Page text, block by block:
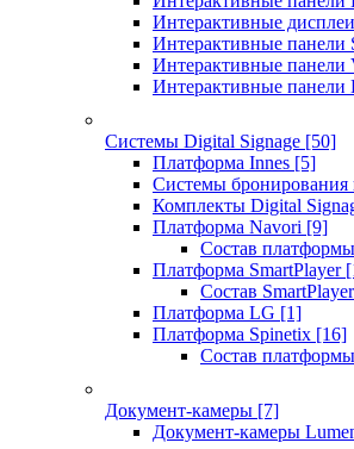
Интерактивные
Интерактивные панели
Интерактивные панели
Интерактивные панели
Системы Digital Signage [50]
Платформа Innes [5]
Системы
Комплекты Digital
Платформа Navori [9]
Состав
Платформа SmartPlayer
Состав SmartPlayer
Платформа LG [1]
Платформа Spinetix [16]
Состав
Документ-камеры [7]
Документ-камеры